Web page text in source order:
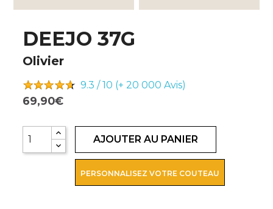
DEEJO 37G
Olivier
9.3 / 10 (+ 20 000 Avis)
69,90€
AJOUTER AU PANIER
PERSONNALISEZ VOTRE COUTEAU